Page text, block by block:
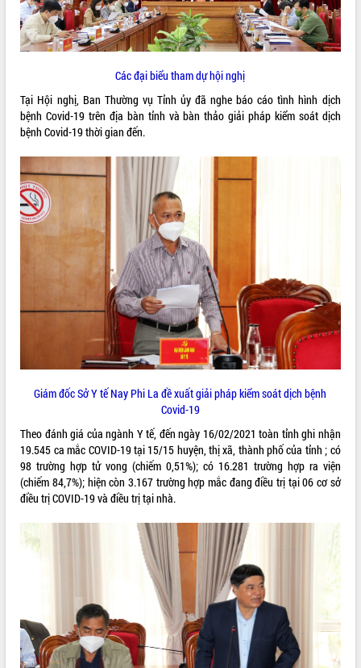
ĐIỂM TIN VĂN BẢN
QUY HOẠCH - KẾ HOẠCH
Lễ truy tặng danh hiệu “Bà Mẹ Việt
Nam Anh hùng” và trao Huân chương
UBND tỉnh Đắk Lắk triển khai nhiệm
vụ 6 tháng cuối năm 2026
Kỳ họp thứ Hai, Hội đồng nhân dân
tỉnh khóa XI quyết nghị nhiều nội dung
quan trọng
ALBUM ẢNH
Các đại biểu tham dự hội nghị
Tại Hội nghị, Ban Thường vụ Tỉnh ủy đã nghe báo cáo tình hình dịch
bệnh Covid-19 trên địa bàn tỉnh và bàn thảo giải pháp kiểm soát dịch
bệnh Covid-19 thời gian đến.
Giám đốc Sở Y tế Nay Phi La đề xuất giải pháp kiểm soát dịch bệnh
Covid-19
Theo đánh giá của ngành Y tế, đến ngày 16/02/2021 toàn tỉnh ghi nhận
19.545 ca mắc COVID-19 tại 15/15 huyện, thị xã, thành phố của tỉnh ; có
98 trường hợp tử vong (chiếm 0,51%); có 16.281 trường hợp ra viện
(chiếm 84,7%); hiện còn 3.167 trường hợp mắc đang điều trị tại 06 cơ sở
điều trị COVID-19 và điều trị tại nhà.